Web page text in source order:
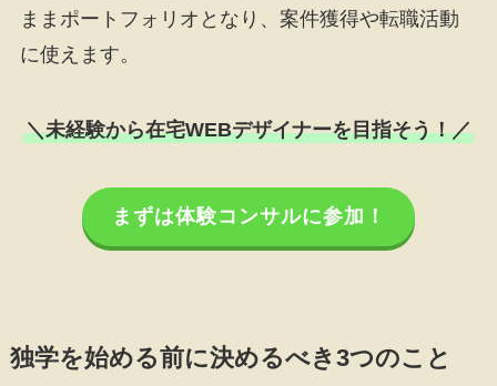
ままポートフォリオとなり、案件獲得や転職活動
に使えます。
＼未経験から在宅WEBデザイナーを目指そう！／
まずは体験コンサルに参加！
独学を始める前に決めるべき3つのこと